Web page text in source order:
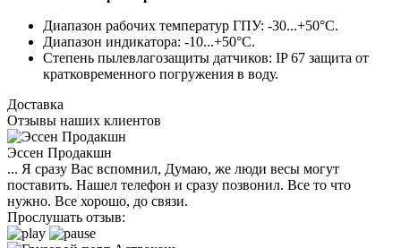
Диапазон рабочих температур ГПУ: -30...+50°С.
Диапазон индикатора: -10...+50°С.
Степень пылевлагозащиты датчиков: IP 67 защита от
кратковременного погружения в воду.
Доставка
Отзывы наших клиентов
Эссен Продакшн
... Я сразу Вас вспомнил, Думаю, же люди весы могут
поставить. Нашел телефон и сразу позвонил. Все то что
нужно. Все хорошо, до связи.
Прослушать отзыв: